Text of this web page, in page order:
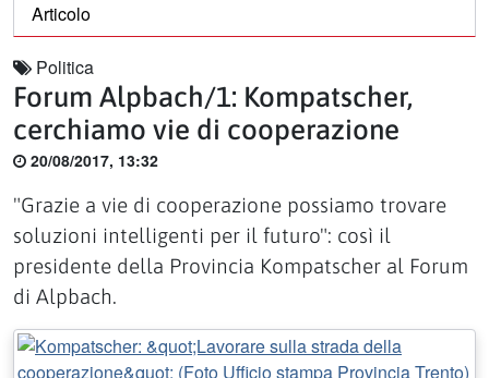
Articolo
Politica
Forum Alpbach/1: Kompatscher,
cerchiamo vie di cooperazione
20/08/2017, 13:32
"Grazie a vie di cooperazione possiamo trovare
soluzioni intelligenti per il futuro": così il
presidente della Provincia Kompatscher al Forum
di Alpbach.